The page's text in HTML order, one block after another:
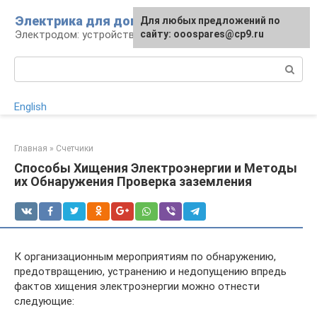
контенту
Электрика для дома
Электродом: устройства, кабели, ремонт
English
Главная » Счетчики
Способы Хищения Электроэнергии и Методы
их Обнаружения Проверка заземления
К организационным мероприятиям по обнаружению,
предотвращению, устранению и недопущению впредь
фактов хищения электроэнергии можно отнести
следующие:
Для любых предложений по
сайту: ooospares@cp9.ru